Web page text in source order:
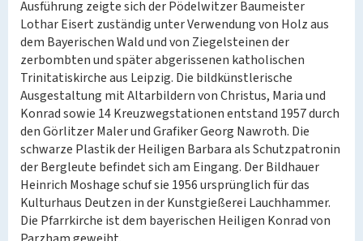
Ausführung zeigte sich der Pödelwitzer Baumeister
Lothar Eisert zuständig unter Verwendung von Holz aus
dem Bayerischen Wald und von Ziegelsteinen der
zerbombten und später abgerissenen katholischen
Trinitatiskirche aus Leipzig. Die bildkünstlerische
Ausgestaltung mit Altarbildern von Christus, Maria und
Konrad sowie 14 Kreuzwegstationen entstand 1957 durch
den Görlitzer Maler und Grafiker Georg Nawroth. Die
schwarze Plastik der Heiligen Barbara als Schutzpatronin
der Bergleute befindet sich am Eingang. Der Bildhauer
Heinrich Moshage schuf sie 1956 ursprünglich für das
Kulturhaus Deutzen in der Kunstgießerei Lauchhammer.
Die Pfarrkirche ist dem bayerischen Heiligen Konrad von